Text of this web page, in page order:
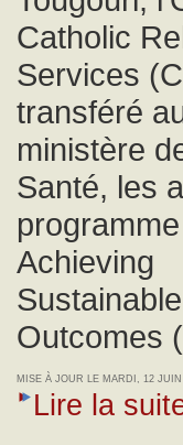
Catholic
Services
transféré
ministère
Santé, les
Achieving
Sustainable
Outcomes
MISE À JOUR LE MARDI, 12
Lire la